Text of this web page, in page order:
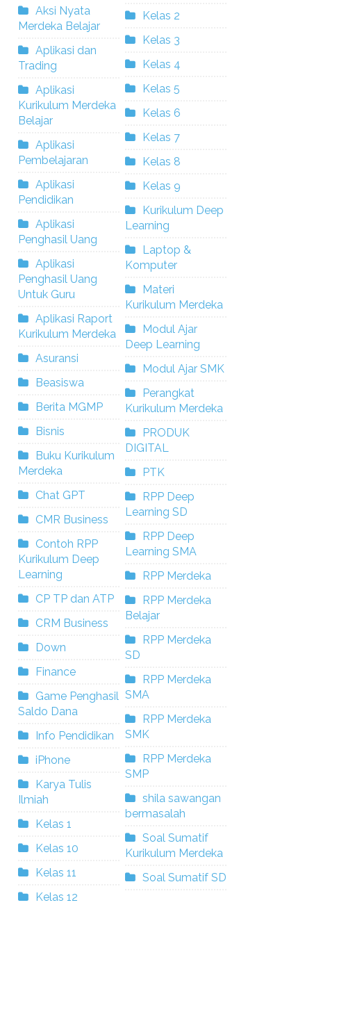
Aksi Nyata
Merdeka Belajar
Aplikasi dan
Trading
Aplikasi
Kurikulum Merdeka
Belajar
Aplikasi
Pembelajaran
Aplikasi
Pendidikan
Aplikasi
Penghasil Uang
Aplikasi
Penghasil Uang
Untuk Guru
Aplikasi Raport
Kurikulum Merdeka
Asuransi
Beasiswa
Berita MGMP
Bisnis
Buku Kurikulum
Merdeka
Chat GPT
CMR Business
Contoh RPP
Kurikulum Deep
Learning
CP TP dan ATP
CRM Business
Down
Finance
Game Penghasil
Saldo Dana
Info Pendidikan
iPhone
Karya Tulis
Ilmiah
Kelas 1
Kelas 10
Kelas 11
Kelas 12
Kelas 2
Kelas 3
Kelas 4
Kelas 5
Kelas 6
Kelas 7
Kelas 8
Kelas 9
Kurikulum Deep
Learning
Laptop &
Komputer
Materi
Kurikulum Merdeka
Modul Ajar
Deep Learning
Modul Ajar SMK
Perangkat
Kurikulum Merdeka
PRODUK
DIGITAL
PTK
RPP Deep
Learning SD
RPP Deep
Learning SMA
RPP Merdeka
RPP Merdeka
Belajar
RPP Merdeka
SD
RPP Merdeka
SMA
RPP Merdeka
SMK
RPP Merdeka
SMP
shila sawangan
bermasalah
Soal Sumatif
Kurikulum Merdeka
Soal Sumatif SD